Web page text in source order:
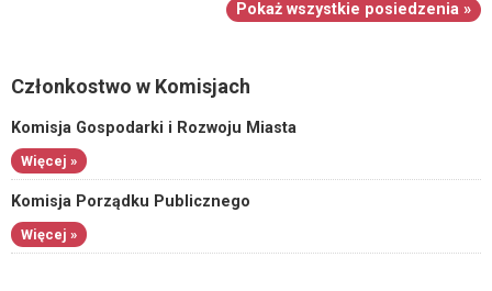
Pokaż wszystkie posiedzenia »
Członkostwo w Komisjach
Komisja Gospodarki i Rozwoju Miasta
Więcej »
Komisja Porządku Publicznego
Więcej »